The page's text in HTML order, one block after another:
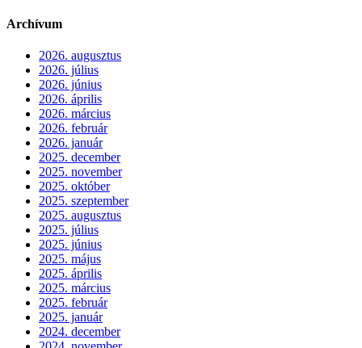
Archívum
2026. augusztus
2026. július
2026. június
2026. április
2026. március
2026. február
2026. január
2025. december
2025. november
2025. október
2025. szeptember
2025. augusztus
2025. július
2025. június
2025. május
2025. április
2025. március
2025. február
2025. január
2024. december